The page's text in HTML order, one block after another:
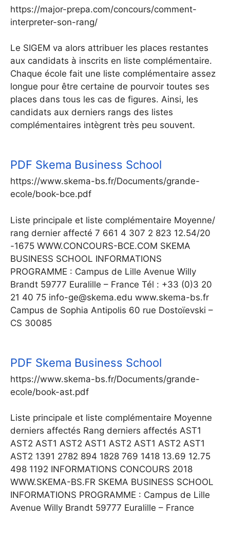
https://major-prepa.com/concours/comment-
interpreter-son-rang/
Le SIGEM va alors attribuer les places restantes
aux candidats à inscrits en liste complémentaire.
Chaque école fait une liste complémentaire assez
longue pour être certaine de pourvoir toutes ses
places dans tous les cas de figures. Ainsi, les
candidats aux derniers rangs des listes
complémentaires intègrent très peu souvent.
PDF Skema Business School
https://www.skema-bs.fr/Documents/grande-
ecole/book-bce.pdf
Liste principale et liste complémentaire Moyenne/
rang dernier affecté 7 661 4 307 2 823 12.54/20
-1675 WWW.CONCOURS-BCE.COM SKEMA
BUSINESS SCHOOL INFORMATIONS
PROGRAMME : Campus de Lille Avenue Willy
Brandt 59777 Euralille – France Tél : +33 (0)3 20
21 40 75 info-ge@skema.edu www.skema-bs.fr
Campus de Sophia Antipolis 60 rue Dostoïevski –
CS 30085
PDF Skema Business School
https://www.skema-bs.fr/Documents/grande-
ecole/book-ast.pdf
Liste principale et liste complémentaire Moyenne
derniers affectés Rang derniers affectés AST1
AST2 AST1 AST2 AST1 AST2 AST1 AST2 AST1
AST2 1391 2782 894 1828 769 1418 13.69 12.75
498 1192 INFORMATIONS CONCOURS 2018
WWW.SKEMA-BS.FR SKEMA BUSINESS SCHOOL
INFORMATIONS PROGRAMME : Campus de Lille
Avenue Willy Brandt 59777 Euralille – France